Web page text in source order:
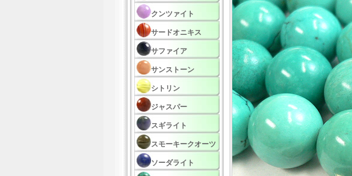
クンツァイト
サードオニキス
サファイア
サンストーン
シトリン
ジャスパー
スギライト
スモーキークオーツ
ソーダライト